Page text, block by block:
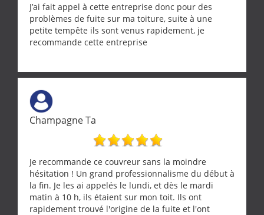
J’ai fait appel à cette entreprise donc pour des
problèmes de fuite sur ma toiture, suite à une
petite tempête ils sont venus rapidement, je
recommande cette entreprise
Champagne Ta
Je recommande ce couvreur sans la moindre
hésitation ! Un grand professionnalisme du début à
la fin. Je les ai appelés le lundi, et dès le mardi
matin à 10 h, ils étaient sur mon toit. Ils ont
rapidement trouvé l'origine de la fuite et l'ont